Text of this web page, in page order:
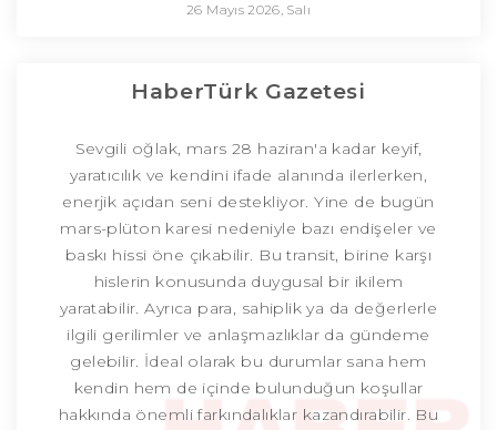
26 Mayıs 2026, Salı
HaberTürk Gazetesi
Sevgili oğlak, mars 28 haziran'a kadar keyif,
yaratıcılık ve kendini ifade alanında ilerlerken,
enerjik açıdan seni destekliyor. Yine de bugün
mars-plüton karesi nedeniyle bazı endişeler ve
baskı hissi öne çıkabilir. Bu transit, birine karşı
hislerin konusunda duygusal bir ikilem
yaratabilir. Ayrıca para, sahiplik ya da değerlerle
ilgili gerilimler ve anlaşmazlıklar da gündeme
gelebilir. İdeal olarak bu durumlar sana hem
kendin hem de içinde bulunduğun koşullar
hakkında önemli farkındalıklar kazandırabilir. Bu